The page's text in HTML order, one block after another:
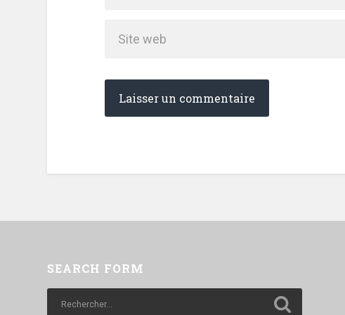
SEARCH FORM